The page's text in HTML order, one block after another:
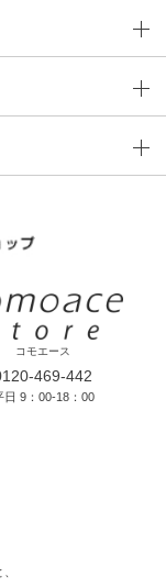
コモエース
469-442
日 9：00-18：00